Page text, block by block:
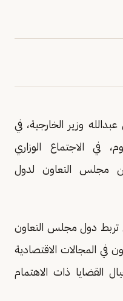
وزير الخارجية، في
في الاجتماع الوزاري
مجلس التعاون لدول
تربط دول مجلس التعاون
في المجالات الاقتصادية
القضايا ذات الاهتمام